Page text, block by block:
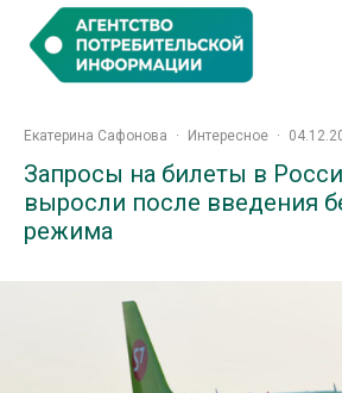
Екатерина Сафонова · Интересное ·
Запросы на билеты в
выросли после введения
режима